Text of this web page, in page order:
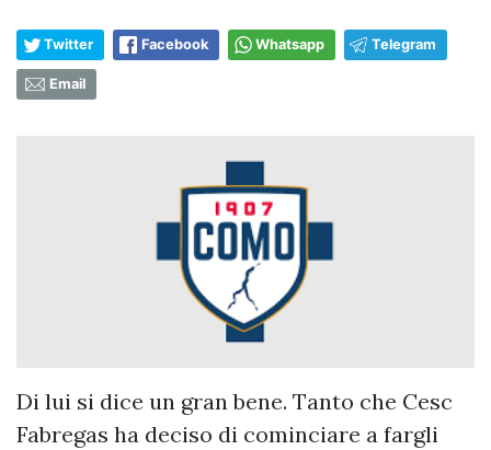
Twitter Facebook Whatsapp Telegram
Email
Di lui si dice un gran bene. Tanto che Cesc
Fabregas ha deciso di cominciare a fargli